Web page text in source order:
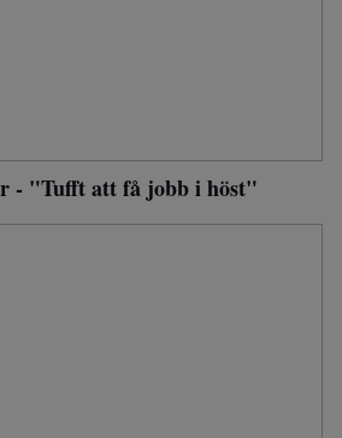
- "Tufft att få jobb i höst"